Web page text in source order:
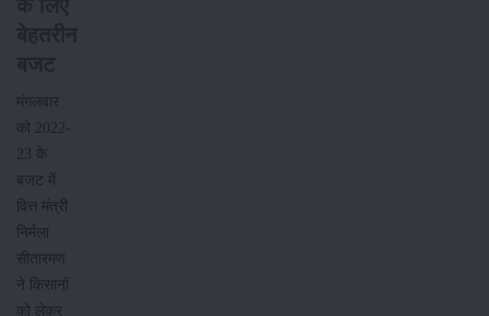
मंगलवार
को 2022-
23 के
बजट में
वित्त मंत्री
निर्मला
सीतारमण
ने किसानों
को लेकर